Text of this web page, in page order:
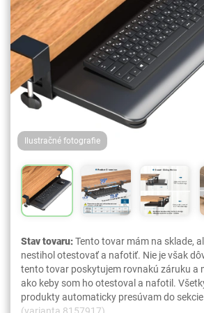
Ilustračné fotografie
Stav tovaru:Tento tovar mám na sklade,
nestihol otestovať a nafotiť. Nie je však
tento tovar poskytujem rovnakú záruku a
ako keby som ho otestoval a nafotil.
produkty automaticky presúvam do sekcie